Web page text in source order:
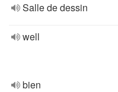
Salle de dessin
well
bien